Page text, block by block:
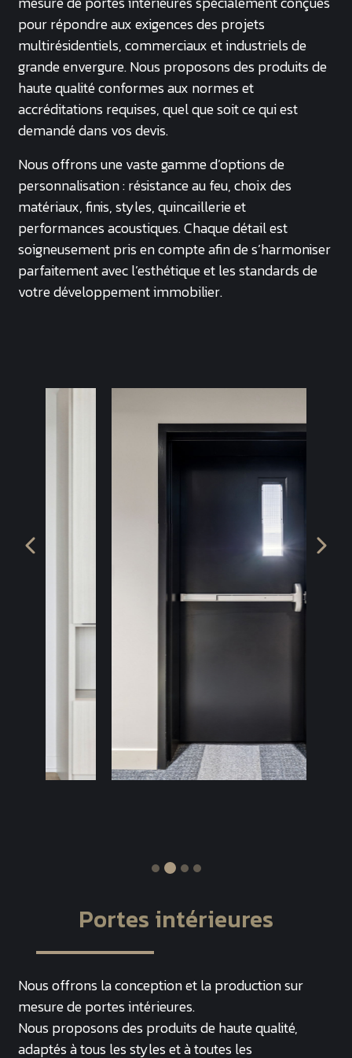
pour répondre aux exigences des projets
multirésidentiels, commerciaux et industriels de
grande envergure. Nous proposons des produits de
haute qualité conformes aux normes et
accréditations requises, quel que soit ce qui est
demandé dans vos devis.
Nous offrons une vaste gamme d’options de
personnalisation : résistance au feu, choix des
matériaux, finis, styles, quincaillerie et
performances acoustiques. Chaque détail est
soigneusement pris en compte afin de s’harmoniser
parfaitement avec l’esthétique et les standards de
votre développement immobilier.
Portes intérieures
Nous offrons la conception et la production sur
mesure de portes intérieures.
Nous proposons des produits de haute qualité,
adaptés à tous les styles et à toutes les